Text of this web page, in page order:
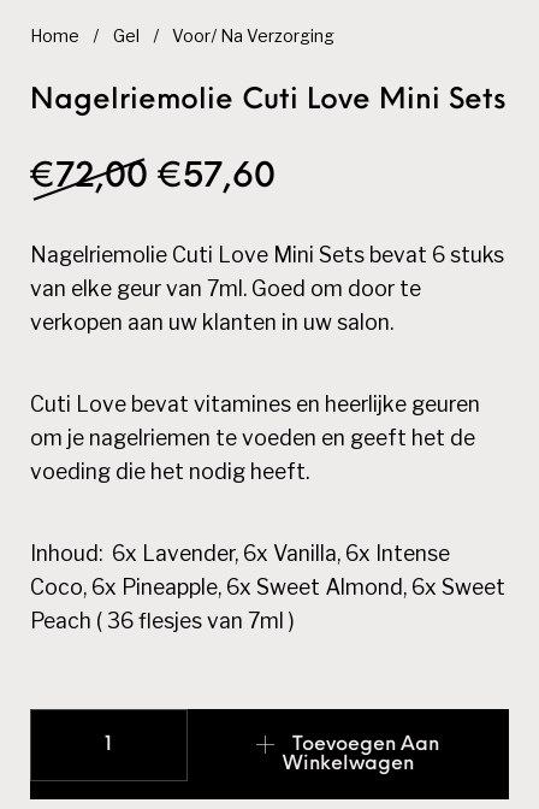
Home / Gel / Voor/ Na Verzorging
Nagelriemolie Cuti Love Mini Sets
€72,00 Oorspronkelijke prijs
€57,60
Nagelriemolie Cuti Love Mini Sets bevat 6 stuks
van elke geur van 7ml. Goed om door te
verkopen aan uw klanten in uw salon.
Cuti Love bevat vitamines en heerlijke geuren
om je nagelriemen te voeden en geeft het de
voeding die het nodig heeft.
Inhoud: 6x Lavender, 6x Vanilla, 6x Intense
Coco, 6x Pineapple, 6x Sweet Almond, 6x Sweet
Peach ( 36 flesjes van 7ml )
Toevoegen Aan
Winkelwagen